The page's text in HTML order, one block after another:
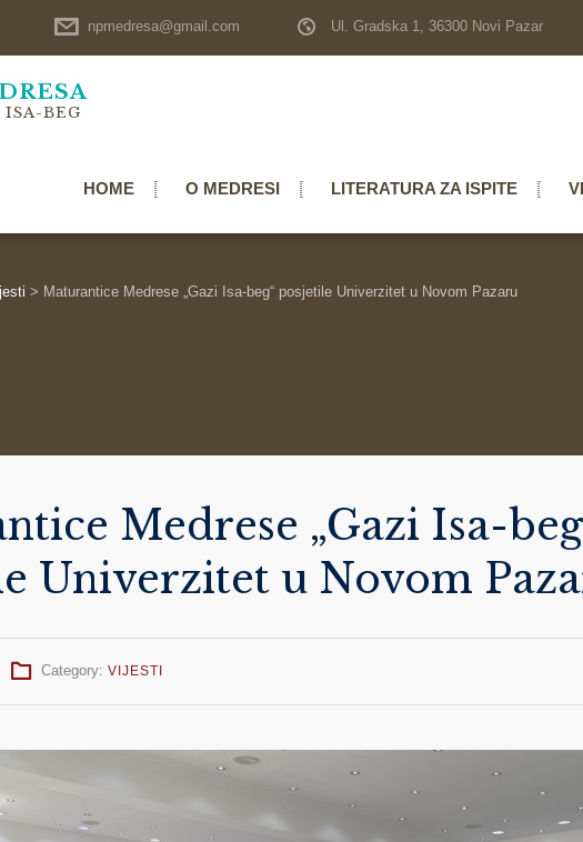
npmedresa@gmail.com Ul. Gradska 1, 36300 Novi Pazar
ISA-BEG
HOME O MEDRESI LITERATURA ZA ISPITE
> Maturantice Medrese „Gazi Isa-beg“ posjetile Univerzitet u Novom Pazaru
Medrese „Gazi Isa-
Univerzitet u Novom
Category: VIJESTI